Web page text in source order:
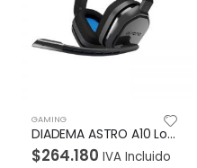
GAMING
DIADEMA ASTRO A10 Logitech Gaming Alámbrica Plug3.5mm/USB PlayStation 4 Micrófono Cancela ruido Cable 2Metros Garantía 1Año-NEGRA-AZUL
$264.180 IVA Incluido